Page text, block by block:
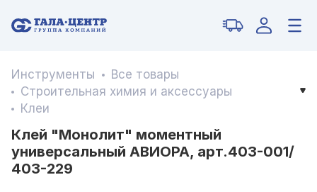
Инструменты
Все товары
Строительная химия и аксессуары
Клеи
Клей "Монолит" моментный
универсальный АВИОРА, арт.403-001/
403-229